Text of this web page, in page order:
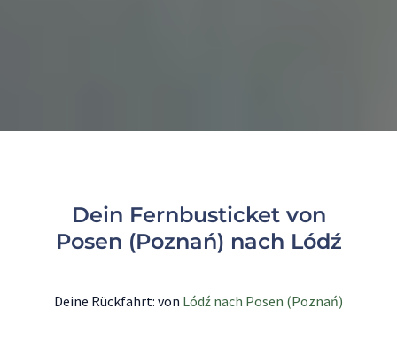
Dein Fernbusticket von
Posen (Poznań) nach Lódź
Deine Rückfahrt: von Lódź nach Posen (Poznań)